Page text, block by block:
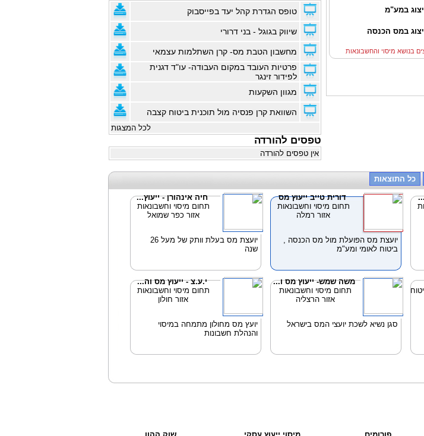
במע"מ
במס הכנסה
בנושא מיסוי והחשבונאות
טופס הגדרת קהל יעד בפייסבוק
שיווק בגוגל - בני דרורי
מחשבון הטבת מס- קרן השתלמות עצמאי
פרטיות העובד במקום העבודה- עו"ד דגנית
לפידור זינגר
מגוון השקעות
השוואת קרן פנסיה מול תוכנית ביטוח קצבה
לכל המצגות
טפסים להורדה
אין טפסים להורדה
דורית טייב ייעוץ מס
תחום מיסוי וחשבונאות
אזור רמלה
יועצת מס הפועלת מול מס הכנסה ,
ביטוח לאומי ומע"מ
חיה אינהורן - ייעוץ...
תחום מיסוי וחשבונאות
אזור כפר שמואל
יועצת מס בעלת וותק של מעל 26
שנה
משה שמש- ייעוץ מס ו...
תחום מיסוי וחשבונאות
אזור הרצליה
סגן נשיא לשכת יועצי המס בישראל
י.ע.צ - ייעוץ מס וה...
תחום מיסוי וחשבונאות
אזור חולון
יועץ מס מחולון מתמחה במיסוי
והנהלת חשבונות